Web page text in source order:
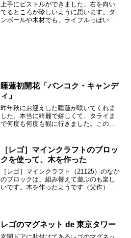
上手にピストルができました。右を向い
てるところが珍しいように思います。ダ
ンボールや木材でも、ライフルっぽいも
睡蓮初開花「バンコク・キャンデ
ィ」
昨年秋にお迎えした睡蓮が咲いてくれま
した。本当に綺麗で嬉しくて、タライま
で何度も何度も観に行きました。この睡
ベランダに椅子を出して、コーヒーを飲
むことにしました。睡蓮が...
［レゴ］マインクラフトのブロッ
クを使って、木を作った
［レゴ］マインクラフト（21125）のなか
のブロックは、組み替えて遊ぶのも楽し
いです。木を作ったようです（父作）。
型の緑の特殊パー...
レゴのマグネット de 東京タワー